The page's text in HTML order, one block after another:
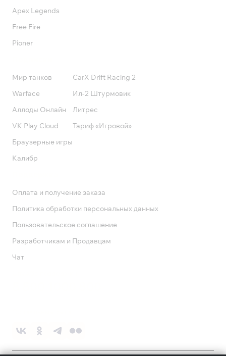
Apex Legends
Free Fire
Pioner
Мир танков
Warface
Аллоды Онлайн
VK Play Cloud
Браузерные игры
Калибр
CarX Drift Racing 2
Ил-2 Штурмовик
Литрес
Тариф «Игровой»
Оплата и получение заказа
Политика обработки персональных данных
Пользовательское соглашение
Разработчикам и Продавцам
Чат